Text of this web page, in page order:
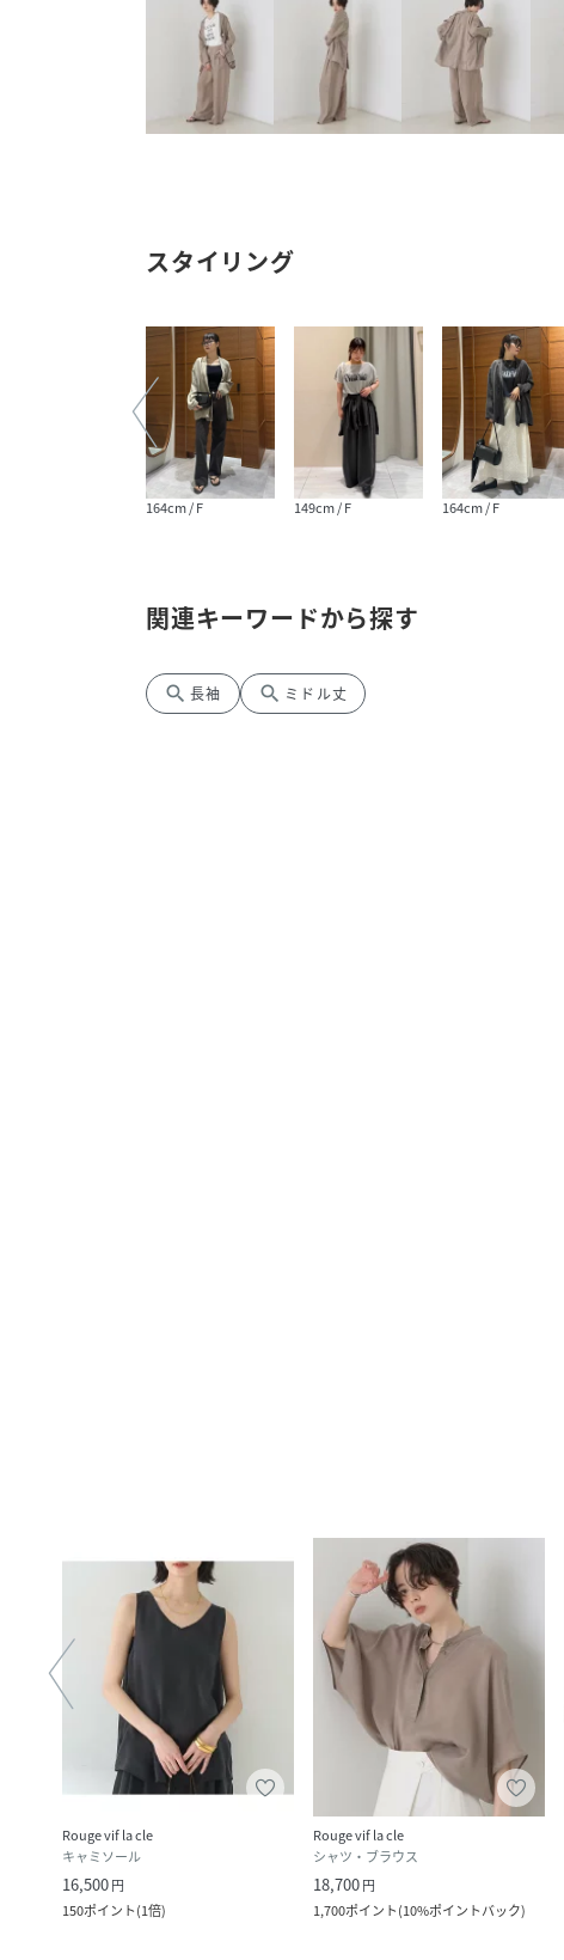
スタイリング
164cm / F 149cm / F 164cm / F
関連キーワードから探す
search 長袖 search ミドル丈
Rouge vif la cle
キャミソール
16,500円
150ポイント(1倍)
Rouge vif la cle
シャツ・ブラウス
18,700円
1,700ポイント(10%ポイントバック)